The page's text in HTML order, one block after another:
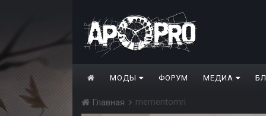
МОДЫ ФОРУМ МЕДИА
Главная mementomri